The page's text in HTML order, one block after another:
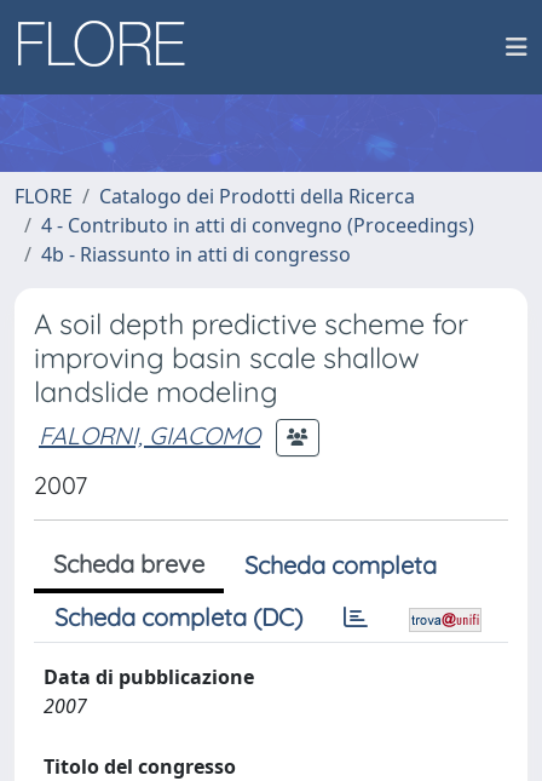
FLORE
Catalogo dei Prodotti della Ricerca
4 - Contributo in atti di convegno (Proceedings)
4b - Riassunto in atti di congresso
A soil depth predictive scheme for
improving basin scale shallow
landslide modeling
FALORNI, GIACOMO
2007
Scheda breve
Scheda completa
Scheda completa (DC)
Data di pubblicazione
2007
Titolo del congresso